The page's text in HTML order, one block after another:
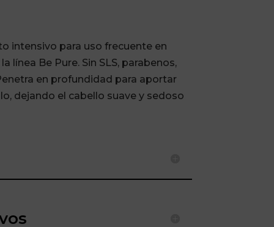
intensivo para uso frecuente en
línea Be Pure. Sin SLS, parabenos,
en profundidad para aportar
dejando el cabello suave y sedoso